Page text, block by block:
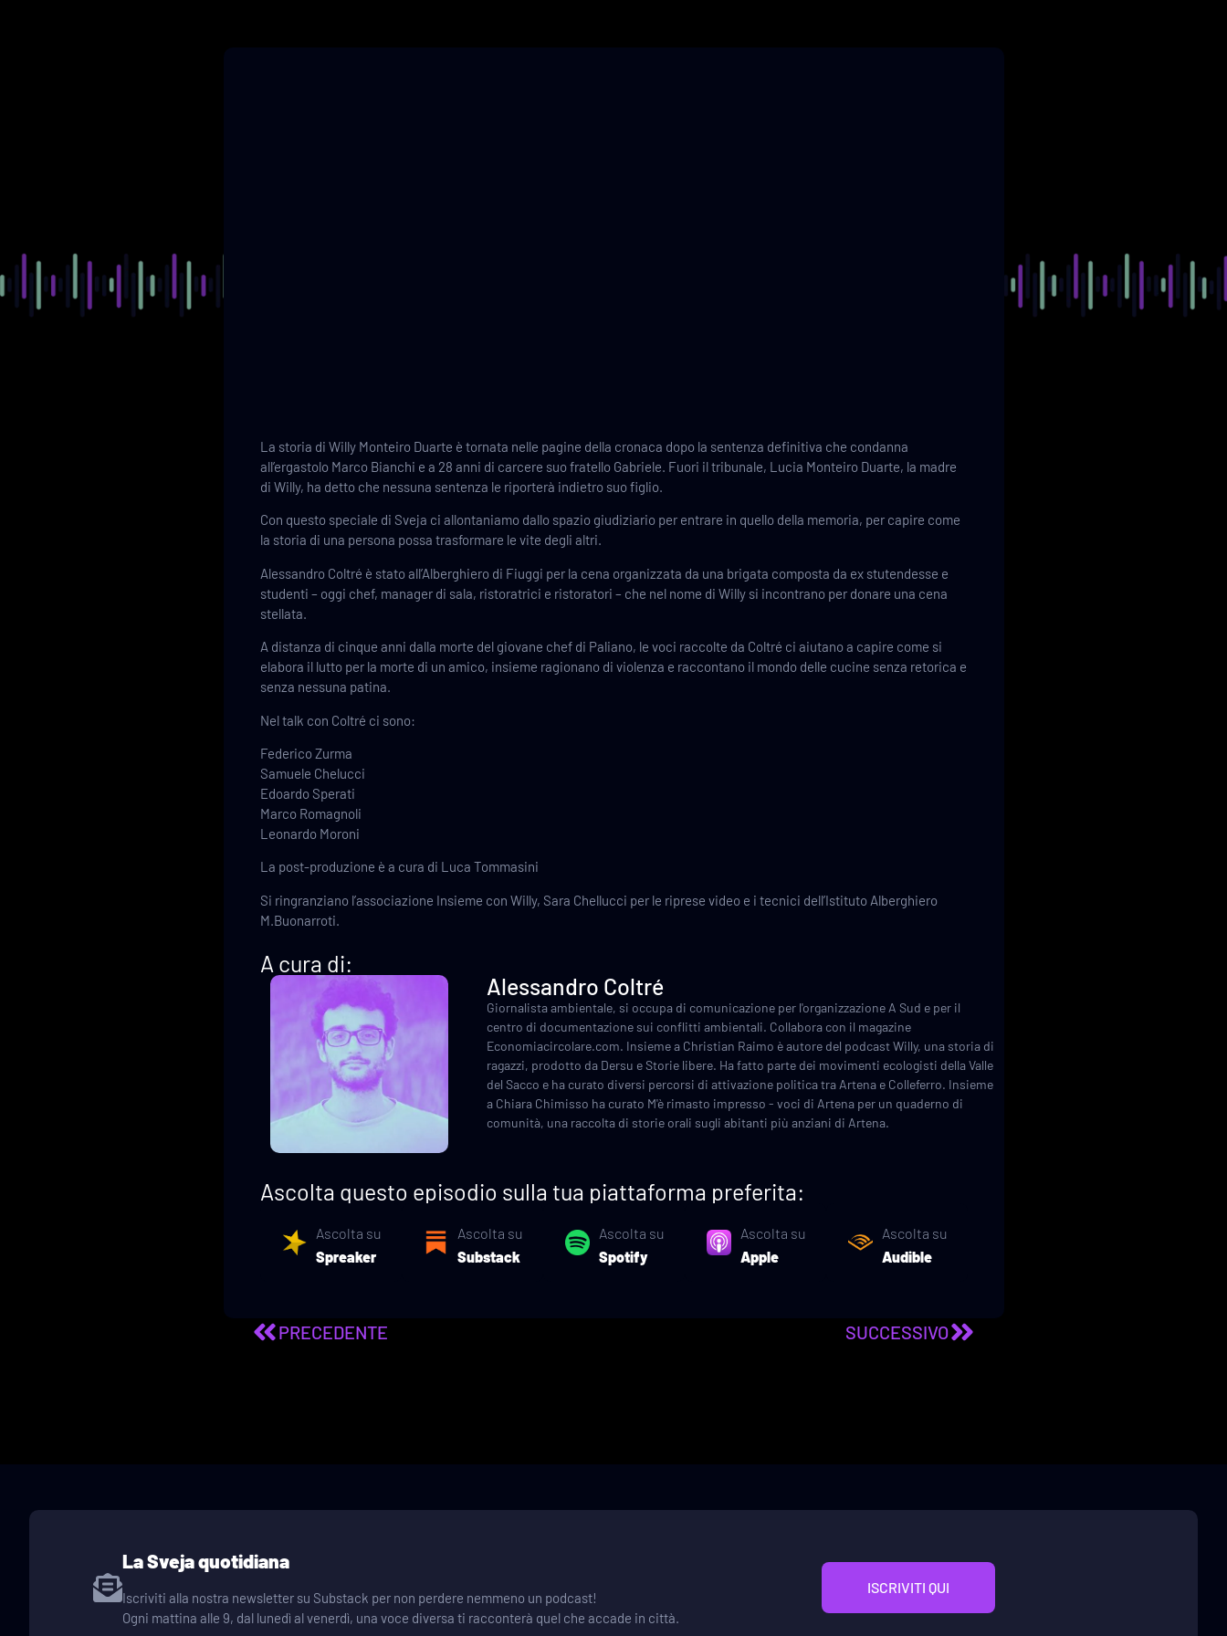
La storia di Willy Monteiro Duarte è tornata nelle pagine della cronaca dopo la sentenza definitiva che condanna
all’ergastolo Marco Bianchi e a 28 anni di carcere suo fratello Gabriele. Fuori il tribunale, Lucia Monteiro Duarte, la madre
di Willy, ha detto che nessuna sentenza le riporterà indietro suo figlio.
Con questo speciale di Sveja ci allontaniamo dallo spazio giudiziario per entrare in quello della memoria, per capire come
la storia di una persona possa trasformare le vite degli altri.
Alessandro Coltré è stato all’Alberghiero di Fiuggi per la cena organizzata da una brigata composta da ex stutendesse e
studenti – oggi chef, manager di sala, ristoratrici e ristoratori – che nel nome di Willy si incontrano per donare una cena
stellata.
A distanza di cinque anni dalla morte del giovane chef di Paliano, le voci raccolte da Coltré ci aiutano a capire come si
elabora il lutto per la morte di un amico, insieme ragionano di violenza e raccontano il mondo delle cucine senza retorica e
senza nessuna patina.
Nel talk con Coltré ci sono:
Federico Zurma
Samuele Chelucci
Edoardo Sperati
Marco Romagnoli
Leonardo Moroni
La post-produzione è a cura di Luca Tommasini
Si ringranziano l’associazione Insieme con Willy, Sara Chellucci per le riprese video e i tecnici dell’Istituto Alberghiero
M.Buonarroti.
A cura di:
Alessandro Coltré
Giornalista ambientale, si occupa di comunicazione per l'organizzazione A Sud e per il
centro di documentazione sui conflitti ambientali. Collabora con il magazine
Economiacircolare.com. Insieme a Christian Raimo è autore del podcast Willy, una storia di
ragazzi, prodotto da Dersu e Storie libere. Ha fatto parte dei movimenti ecologisti della Valle
del Sacco e ha curato diversi percorsi di attivazione politica tra Artena e Colleferro. Insieme
a Chiara Chimisso ha curato M'è rimasto impresso - voci di Artena per un quaderno di
comunità, una raccolta di storie orali sugli abitanti più anziani di Artena.
Ascolta questo episodio sulla tua piattaforma preferita:
Ascolta su
Spreaker
Ascolta su
Substack
Ascolta su
Spotify
Ascolta su
Apple
Ascolta su
Audible
PRECEDENTE SUCCESSIVO
La Sveja quotidiana
Iscriviti alla nostra newsletter su Substack per non perdere nemmeno un podcast!
Ogni mattina alle 9, dal lunedì al venerdì, una voce diversa ti racconterà quel che accade in città.
ISCRIVITI QUI